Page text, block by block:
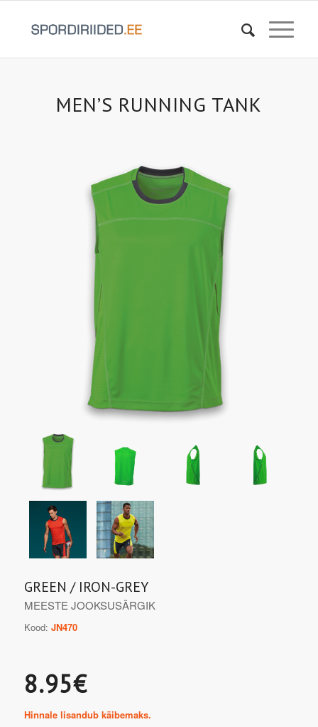
MEN’S RUNNING TANK
GREEN / IRON-GREY
MEESTE JOOKSUSÄRGIK
Kood: JN470
8.95€
Hinnale lisandub käibemaks.